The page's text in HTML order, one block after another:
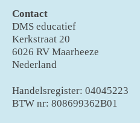
Contact
DMS educatief
Kerkstraat 20
6026 RV Maarheeze
Nederland
Handelsregister: 04045223
BTW nr: 808699362B01